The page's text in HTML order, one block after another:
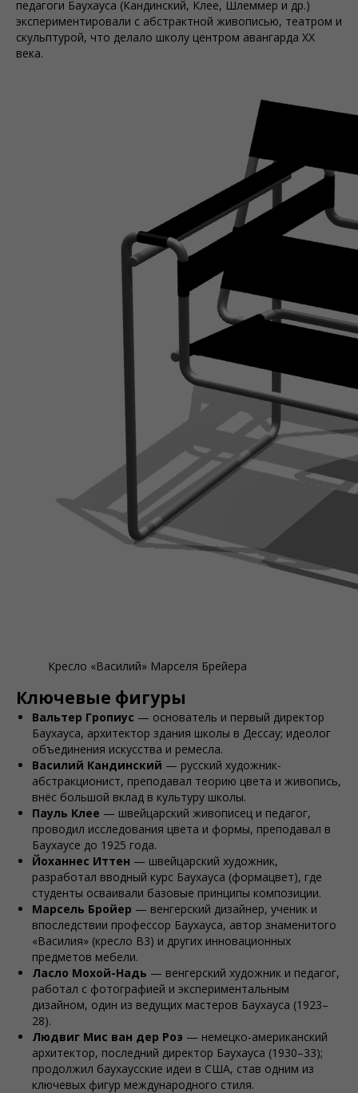
педагоги Баухауcа (Кандинский, Клее, Шлеммер и др.)
экспериментировали с абстрактной живописью, театром и
скульптурой, что делало школу центром авангарда ХХ
века.
Кресло «Василий» Марселя Брейера
Ключевые фигуры
Вальтер Гропиус — основатель и первый директор
Баухауcа, архитектор здания школы в Дессау; идеолог
объединения искусства и ремесла.
Василий Кандинский — русский художник-
абстракционист, преподавал теорию цвета и живопись,
внёс большой вклад в культуру школы.
Пауль Клее — швейцарский живописец и педагог,
проводил исследования цвета и формы, преподавал в
Баухауcе до 1925 года.
Йоханнес Иттен — швейцарский художник,
разработал вводный курс Баухауcа (формацвет), где
студенты осваивали базовые принципы композиции.
Марсель Бройер — венгерский дизайнер, ученик и
впоследствии профессор Баухауcа, автор знаменитого
«Василия» (кресло B3) и других инновационных
предметов мебели.
Ласло Мохой-Надь — венгерский художник и педагог,
работал с фотографией и экспериментальным
дизайном, один из ведущих мастеров Баухауcа (1923–
28).
Людвиг Мис ван дер Роэ — немецко-американский
архитектор, последний директор Баухауcа (1930–33);
продолжил баухаусские идеи в США, став одним из
ключевых фигур международного стиля.